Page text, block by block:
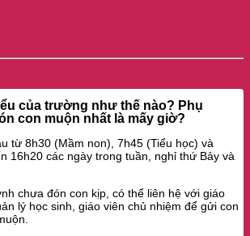
của trường như thế nào? Phụ
con muộn nhất là mấy giờ?
từ 8h30 (Mầm non), 7h45 (Tiểu học) và
16h20 các ngày trong tuần, nghỉ thứ Bảy và
chưa đón con kịp, có thể liên hệ với giáo
lý học sinh, giáo viên chủ nhiệm để gửi con